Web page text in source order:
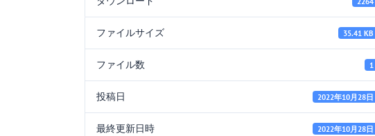
ファイルサイズ 35.41 KB
ファイル数 1
投稿日 2022年10月28日
最終更新日時 2022年10月28日